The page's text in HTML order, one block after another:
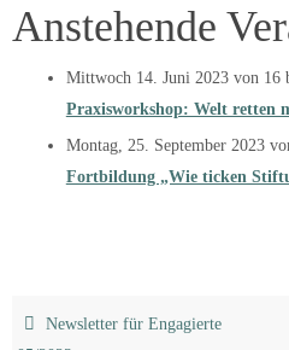
Anstehende
Mittwoch 14. Juni 2023 von 16
Praxisworkshop: Welt retten
Montag, 25. September 2023
Fortbildung „Wie ticken
Newsletter für Engagierte